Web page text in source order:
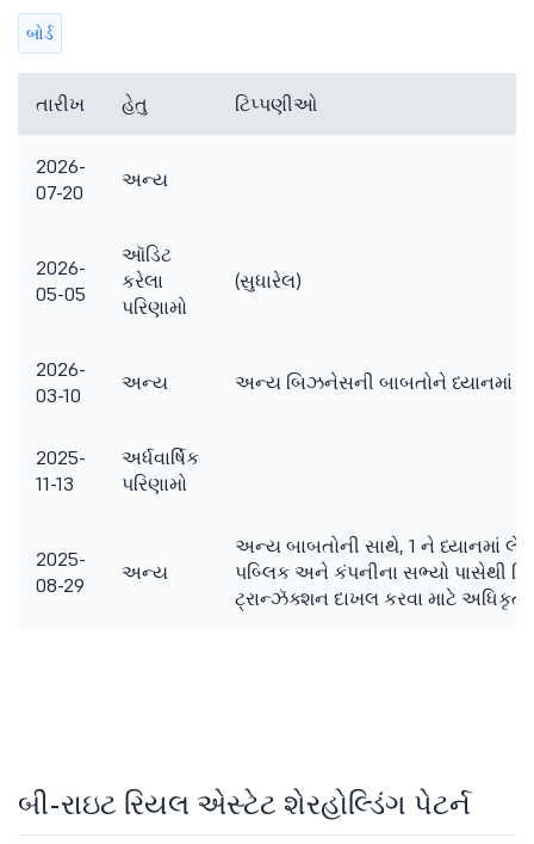
બોર્ડ
તારીખ હેતુ ટિપ્પણીઓ
2026-
07-20
અન્ય
2026-
05-05
ઑડિટ
કરેલા
પરિણામો
(સુધારેલ)
2026-
03-10
અન્ય અન્ય બિઝનેસની બાબતોને ધ્યાનમાં
2025-
11-13
અર્ધવાર્ષિક
પરિણામો
2025-
08-29
અન્ય
અન્ય બાબતોની સાથે, 1 ને ધ્યાનમાં લેવા
પબ્લિક અને કંપનીના સભ્યો પાસેથી
ટ્રાન્ઝૅક્શન દાખલ કરવા માટે
બી-રાઇટ રિયલ એસ્ટેટ શેરહોલ્ડિંગ પેટર્ન